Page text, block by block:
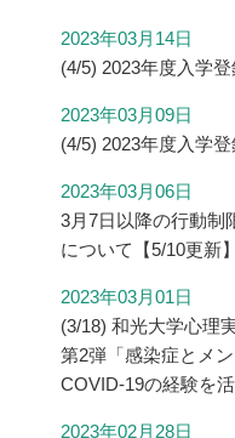
2023年03月14日
(4/5) 2023年度入学登
2023年03月09日
(4/5) 2023年度入学
2023年03月06日
3月7日以降の行動制
について【5/10更新】
2023年03月01日
(3/18) 和光大学心理
第2弾「感染症とメ
COVID-19の経験を
2023年02月28日